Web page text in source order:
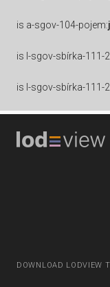
is a-sgov-104-pojem:
is l-sgov-sbírka-111-
is l-sgov-sbírka-111-
DOWNLOAD LODVIEW